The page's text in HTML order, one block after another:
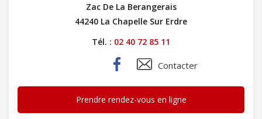
Zac De La Berangerais
44240 La Chapelle Sur Erdre
Tél. : 02 40 72 85 11
Contacter
Prendre rendez-vous en ligne